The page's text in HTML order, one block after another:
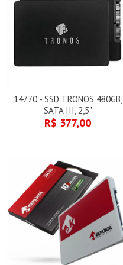
14770 - SSD TRONOS 480GB,
SATA III, 2,5"
R$ 377,00